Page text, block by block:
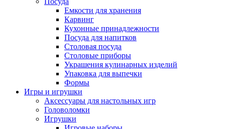
Емкости для хранения
Карвинг
Кухонные принадлежности
Посуда для напитков
Столовая посуда
Столовые приборы
Украшения кулинарных изделий
Упаковка для выпечки
Формы
Игры и игрушки
Аксессуары для настольных игр
Головоломки
Игрушки